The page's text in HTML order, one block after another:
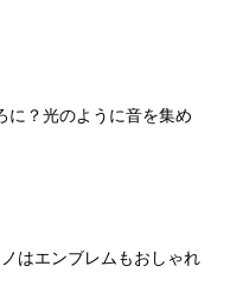
に？光のように音を集め
はエンブレムもおしゃれ